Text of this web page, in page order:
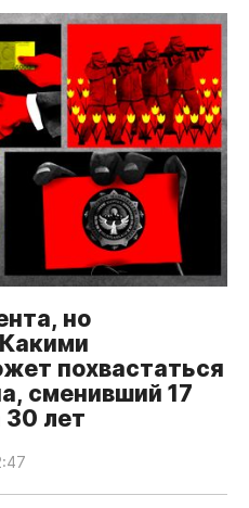
но
похвастаться
сменивший 17
30 лет